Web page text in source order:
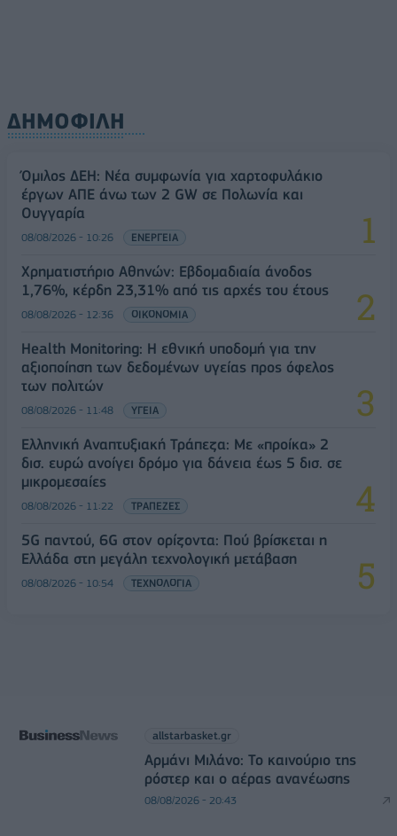
ΔΗΜΟΦΙΛΗ
Όμιλος ΔΕΗ: Νέα συμφωνία για χαρτοφυλάκιο
έργων ΑΠΕ άνω των 2 GW σε Πολωνία και
Ουγγαρία
08/08/2026 - 10:26 ΕΝΕΡΓΕΙΑ
Χρηματιστήριο Αθηνών: Εβδομαδιαία άνοδος
1,76%, κέρδη 23,31% από τις αρχές του έτους
08/08/2026 - 12:36 ΟΙΚΟΝΟΜΙΑ
Health Monitoring: Η εθνική υποδομή για την
αξιοποίηση των δεδομένων υγείας προς όφελος
των πολιτών
08/08/2026 - 11:48 ΥΓΕΙΑ
Ελληνική Αναπτυξιακή Τράπεζα: Με «προίκα» 2
δισ. ευρώ ανοίγει δρόμο για δάνεια έως 5 δισ. σε
μικρομεσαίες
08/08/2026 - 11:22 ΤΡΑΠΕΖΕΣ
5G παντού, 6G στον ορίζοντα: Πού βρίσκεται η
Ελλάδα στη μεγάλη τεχνολογική μετάβαση
08/08/2026 - 10:54 ΤΕΧΝΟΛΟΓΙΑ
allstarbasket.gr
Αρμάνι Μιλάνο: Το καινούριο της
ρόστερ και ο αέρας ανανέωσης
08/08/2026 - 20:43